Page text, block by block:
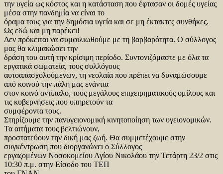
την υγεία ως κόστος και η κατάσταση που έφτασαν οι δομές υγείας
μέσα στην πανδημία να είναι το
όραμα τους για την δημόσια υγεία και σε μη έκτακτες συνθήκες.
Ως εδώ και μη παρέκει!
Δεν πρόκειται να συμφιλιωθούμε με τη βαρβαρότητα. Ο σύλλογος
μας θα κλιμακώσει την
δράση του αυτή την κρίσιμη περίοδο. Συντονιζόμαστε με όλα τα
εργατικά σωματεία, τους συλλόγους
αυτοαπασχολούμενων, τη νεολαία που πρέπει να δυναμώσουμε
από κοινού την πάλη μας ενάντια
στον κοινό αντίπαλο, τους μεγάλους επιχειρηματικούς ομίλους και
τις κυβερνήσεις που υπηρετούν τα
συμφέροντα τους.
Στηρίζουμε την πανυγειονομική κινητοποίηση των υγειονομικών.
Τα αιτήματα τους βελτιώνουν,
προστατεύουν την δική μας ζωή. Θα συμμετέχουμε στην
συγκέντρωση που διοργανώνει ο Σύλλογος
εργαζομένων Νοσοκομείου Αγίου Νικολάου την Τετάρτη 23/2 στις
10:30 π.μ. στην Είσοδο του ΤΕΠ